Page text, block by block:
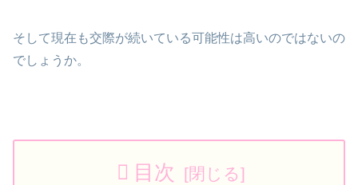
そして現在も交際が続いている可能性は高いのではないの
でしょうか。
目次